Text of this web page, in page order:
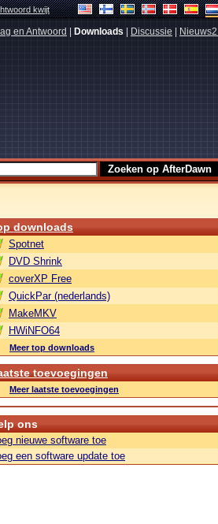
kwijt
en Antwoord Downloads Discussie
downloads
Spotnet
DVD Shrink
coverXP Free
QuickPar (nederlands)
MakeMKV
HWiNFO64
Meer top downloads
toevoegingen
Meer laatste toevoegingen
ons
nieuwe software toe
een software update toe